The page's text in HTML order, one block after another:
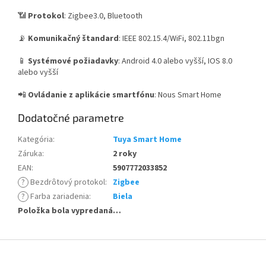
📶 Protokol: Zigbee3.0, Bluetooth
📡 Komunikačný štandard: IEEE 802.15.4/WiFi, 802.11bgn
📱 Systémové požiadavky: Android 4.0 alebo vyšší, IOS 8.0
alebo vyšší
📲 Ovládanie z aplikácie smartfónu: Nous Smart Home
Dodatočné parametre
Kategória:
Tuya Smart Home
Záruka:
2 roky
EAN:
5907772033852
? Bezdrôtový protokol: Zigbee
? Farba zariadenia:
Biela
Položka bola vypredaná…